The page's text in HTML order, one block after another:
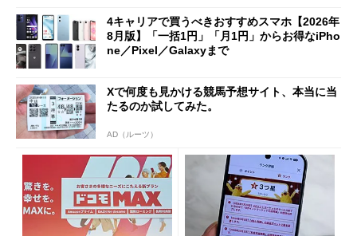
4キャリアで買うべきおすすめスマホ【2026年
8月版】「一括1円」「月1円」からお得なiPho
ne／Pixel／Galaxyまで
Xで何度も見かける競馬予想サイト、本当に当
たるのか試してみた。
AD（ルーツ）